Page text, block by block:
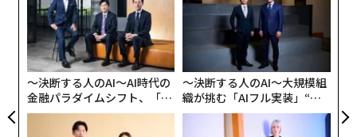
〜決断する人のAI〜AI時代の
金融パラダイムシフト、「超
個別化」の核心 【MUFG×ウ
ェルスナビ×PwC】
〜決断する人のAI〜大規模組
織が挑む「AIフル実装」“使
う”企業から“動く”企業へ【N
TTドコモビジネス×PwC】